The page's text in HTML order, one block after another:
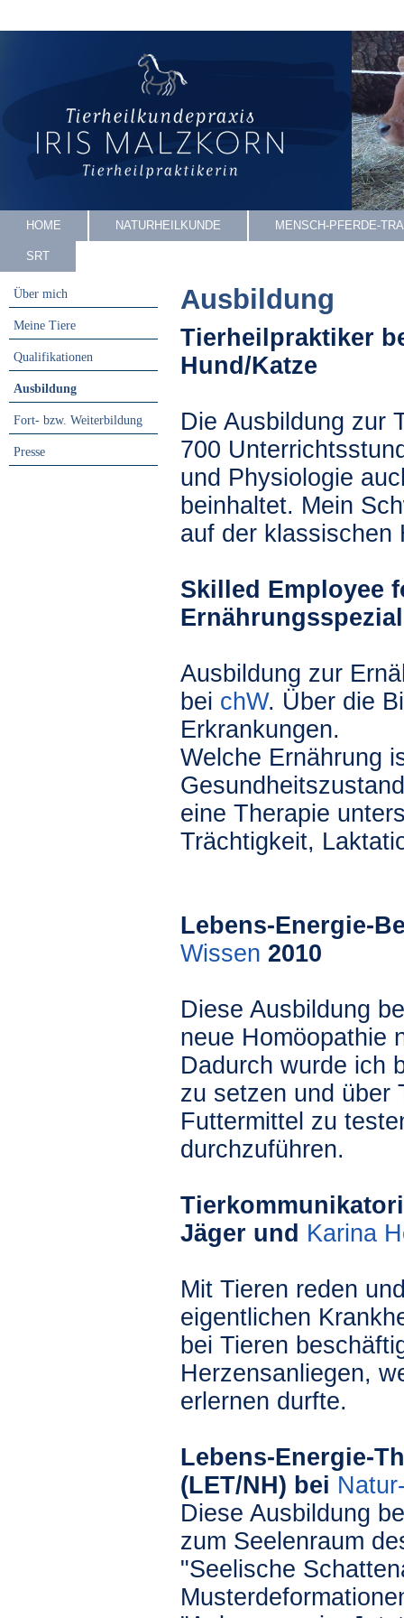
HOME NATURHEILKUNDE MENSCH-PFERDE-
SRT
Über mich
Meine Tiere
Qualifikationen
Ausbildung
Fort- bzw. Weiterbildung
Presse
Ausbildung
Tierheilpraktiker
Hund/Katze
Die Ausbildung zur
700
und Physiologie
beinhaltet. Mein
auf der klassischen
Skilled Employee
Ausbildung zur
bei chW. Über die
Erkrankungen.
Welche Ernährung
eine Therapie
Trächtigkeit,
Lebens-Energie-
Wissen 2010
Diese Ausbildung
neue Homöopathie
Dadurch wurde ich
zu setzen und über
Futtermittel zu
durchzuführen.
Jäger und Karina
Mit Tieren reden
eigentlichen
bei Tieren
Herzensanliegen,
erlernen durfte.
Lebens-Energie-
(LET/NH) bei
Diese Ausbildung
zum Seelenraum
"Seelische